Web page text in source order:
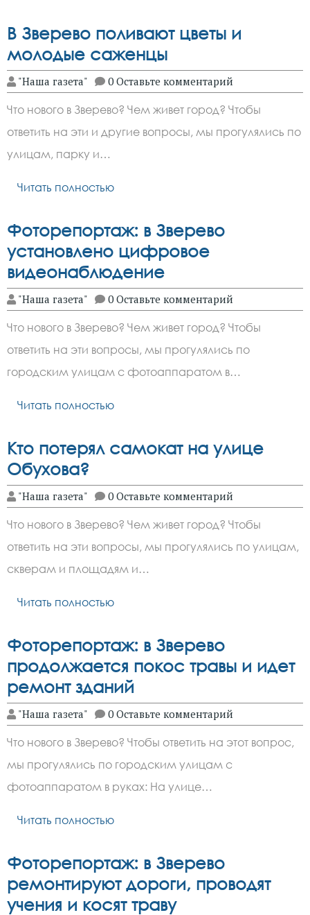
В Зверево поливают цветы и
молодые саженцы
"Наша газета" 0 Оставьте комментарий
Что нового в Зверево? Чем живет город? Чтобы
ответить на эти и другие вопросы, мы прогулялись по
улицам, парку и…
Читать полностью
Фоторепортаж: в Зверево
установлено цифровое
видеонаблюдение
"Наша газета" 0 Оставьте комментарий
Что нового в Зверево? Чем живет город? Чтобы
ответить на эти вопросы, мы прогулялись по
городским улицам с фотоаппаратом в…
Читать полностью
Кто потерял самокат на улице
Обухова?
"Наша газета" 0 Оставьте комментарий
Что нового в Зверево? Чем живет город? Чтобы
ответить на эти вопросы, мы прогулялись по улицам,
скверам и площадям и…
Читать полностью
Фоторепортаж: в Зверево
продолжается покос травы и идет
ремонт зданий
"Наша газета" 0 Оставьте комментарий
Что нового в Зверево? Чтобы ответить на этот вопрос,
мы прогулялись по городским улицам с
фотоаппаратом в руках: На улице…
Читать полностью
Фоторепортаж: в Зверево
ремонтируют дороги, проводят
учения и косят траву